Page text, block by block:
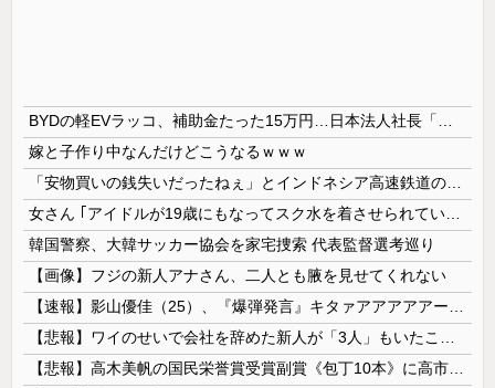
嫁と子作り中なんだけどこうなるｗｗｗ
韓国警察、大韓サッカー協会を家宅捜索 代表監督選考巡り
【画像】フジの新人アナさん、二人とも腋を見せてくれない